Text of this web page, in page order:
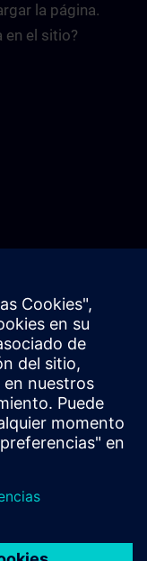
la página.
en el sitio?